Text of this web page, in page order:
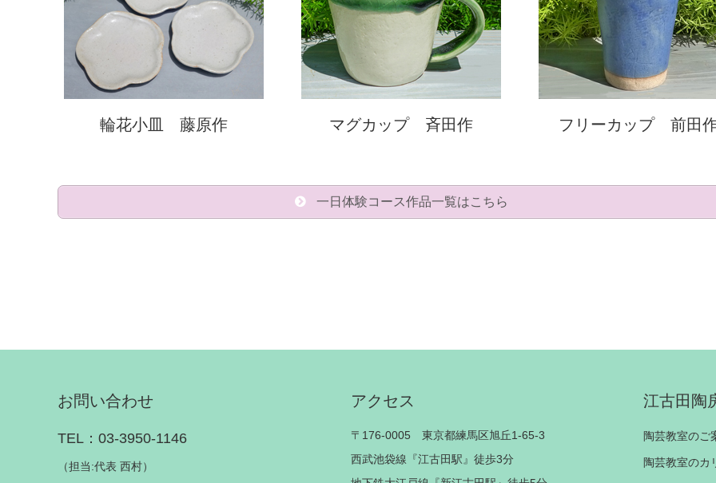
輪花小皿 藤原作 マグカップ 斉田作 フリーカップ 前田
一日体験コース作品一覧はこちら
お問い合わせ
TEL：03-3950-1146
（担当:代表 西村）
アクセス
〒176-0005 東京都練馬区旭丘1-65-3
西武池袋線『江古田駅』徒歩3分
江古田陶
陶芸教室のご
陶芸教室のカ